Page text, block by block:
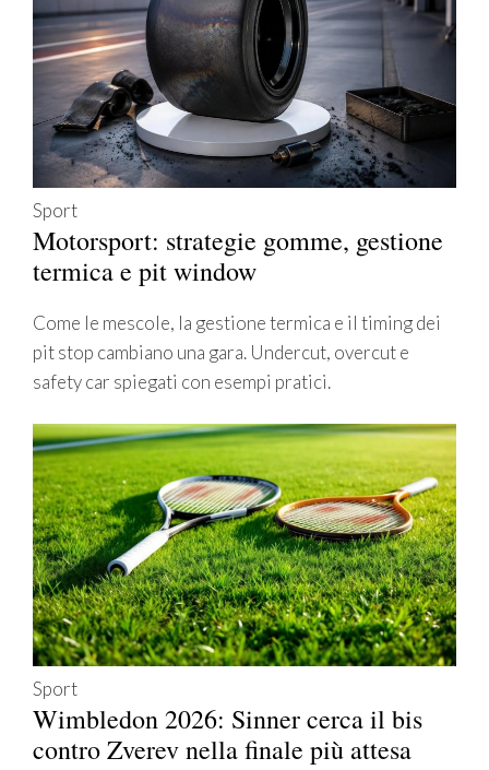
Sport
Motorsport: strategie gomme, gestione
termica e pit window
Come le mescole, la gestione termica e il timing dei
pit stop cambiano una gara. Undercut, overcut e
safety car spiegati con esempi pratici.
Sport
Wimbledon 2026: Sinner cerca il bis
contro Zverev nella finale più attesa